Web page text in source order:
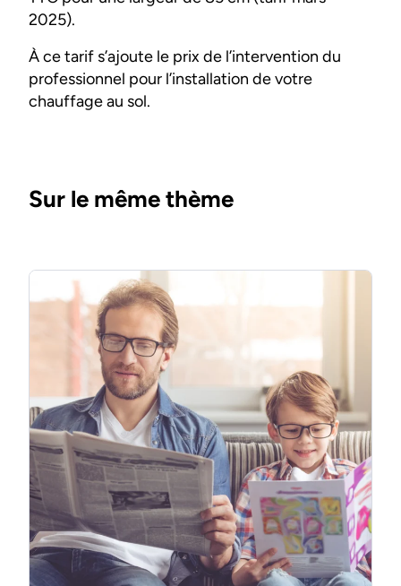
2025).
À ce tarif s’ajoute le prix de l’intervention du
professionnel pour l’installation de votre
chauffage au sol.
Sur le même thème